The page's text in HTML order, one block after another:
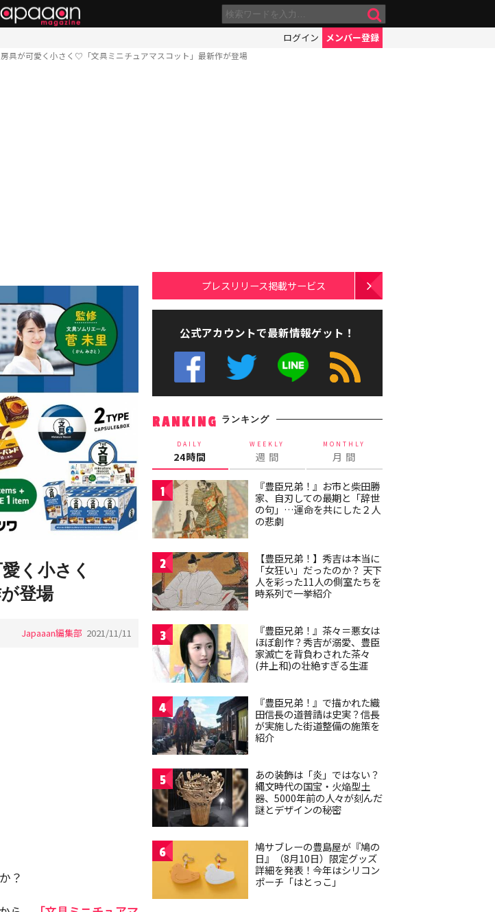
ログイン メンバー登録
具が可愛く小さく♡「文具ミニチュアマスコット」最新作が登場
く小さく
登場
Japaaan編集部 2021/11/11
？
プレスリリース掲載サービス
公式アカウントで最新情報ゲット！
RANKING ランキング
DAILY
24時間
WEEKLY
週 間
MONTHLY
月 間
1
『豊臣兄弟！』お市と柴田勝
家、自刃しての最期と「辞世
の句」…運命を共にした２人
の悲劇
2
【豊臣兄弟！】秀吉は本当に
「女狂い」だったのか？ 天下
人を彩った11人の側室たちを
時系列で一挙紹介
3
『豊臣兄弟！』茶々＝悪女は
ほぼ創作？秀吉が溺愛、豊臣
家滅亡を背負わされた茶々
(井上和)の壮絶すぎる生涯
4
『豊臣兄弟！』で描かれた織
田信長の道普請は史実？信長
が実施した街道整備の施策を
紹介
5
あの装飾は「炎」ではない？
縄文時代の国宝・火焔型土
器、5000年前の人々が刻んだ
謎とデザインの秘密
6
鳩サブレーの豊島屋が『鳩の
日』（8月10日）限定グッズ
詳細を発表！今年はシリコン
ポーチ「はとっこ」